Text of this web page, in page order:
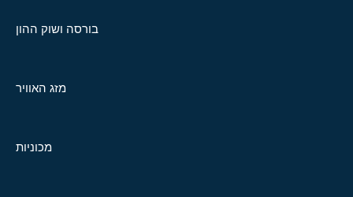
בורסה ושוק ההון
מזג האוויר
מכוניות